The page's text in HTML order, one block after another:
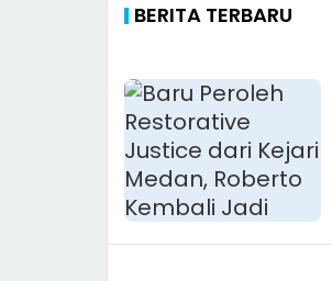
BERITA TERBARU